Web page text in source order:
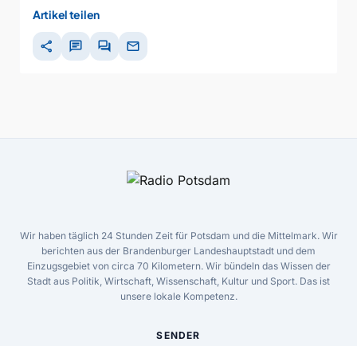
Artikel teilen
share chat forum mail
Wir haben täglich 24 Stunden Zeit für Potsdam und die Mittelmark. Wir
berichten aus der Brandenburger Landeshauptstadt und dem
Einzugsgebiet von circa 70 Kilometern. Wir bündeln das Wissen der
Stadt aus Politik, Wirtschaft, Wissenschaft, Kultur und Sport. Das ist
unsere lokale Kompetenz.
SENDER